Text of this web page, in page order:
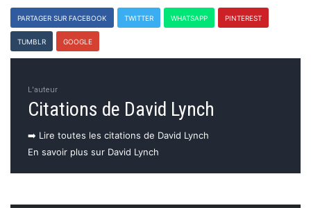
PARTAGER SUR FACEBOOK TWITTER WHATSAPP PINTEREST
TUMBLR GOOGLE
L'auteur
Citations de David Lynch
➡️ Lire toutes les citations de David Lynch
En savoir plus sur David Lynch